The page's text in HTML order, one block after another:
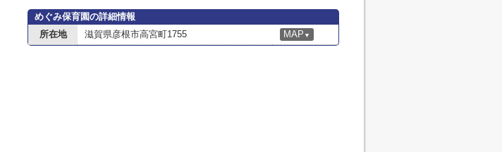
めぐみ保育園の詳細情報
所在地
滋賀県彦根市高宮町1755 MAP ▼